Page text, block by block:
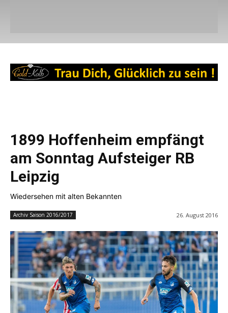
1899 Hoffenheim empfängt
am Sonntag Aufsteiger RB
Leipzig
Wiedersehen mit alten Bekannten
Archiv Saison 2016/2017 26. August 2016